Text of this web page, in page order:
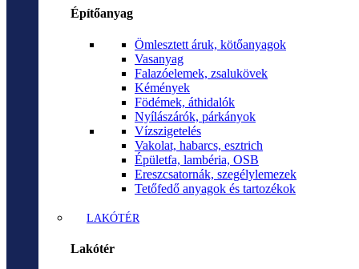
Építőanyag
Ömlesztett áruk, kötőanyagok
Vasanyag
Falazóelemek, zsalukövek
Kémények
Födémek, áthidalók
Nyílászárók, párkányok
Vízszigetelés
Vakolat, habarcs, esztrich
Épületfa, lambéria, OSB
Ereszcsatornák, szegélylemezek
Tetőfedő anyagok és tartozékok
LAKÓTÉR
Lakótér